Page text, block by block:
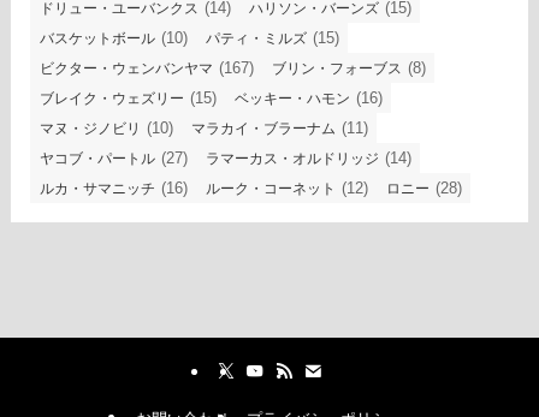
ドリュー・ユーバンクス (14) ハリソン・バーンズ (15)
バスケットボール (10) パティ・ミルズ (15)
ビクター・ウェンバンヤマ (167) ブリン・フォーブス (8)
ブレイク・ウェズリー (15) ベッキー・ハモン (16)
マヌ・ジノビリ (10) マラカイ・ブラーナム (11)
ヤコブ・パートル (27) ラマーカス・オルドリッジ (14)
ルカ・サマニッチ (16) ルーク・コーネット (12) ロニー (28)